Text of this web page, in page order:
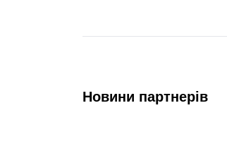
Новини партнерів